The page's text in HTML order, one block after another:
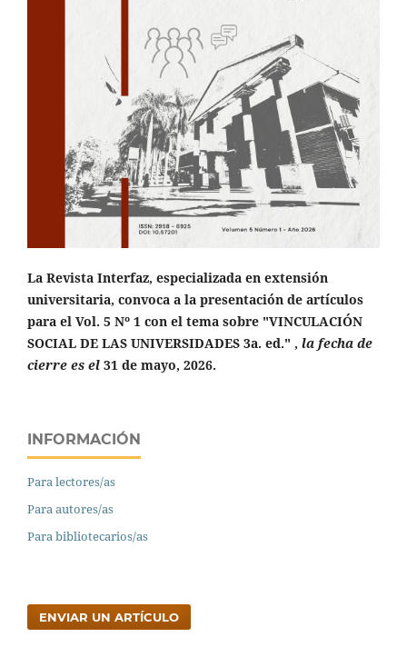
La Revista Interfaz, especializada en extensión
universitaria, convoca a la presentación de artículos
para el Vol. 5 Nº 1 con el tema sobre "VINCULACIÓN
SOCIAL DE LAS UNIVERSIDADES 3a. ed." , la fecha de
cierre es el 31 de mayo, 2026.
INFORMACIÓN
Para lectores/as
Para autores/as
Para bibliotecarios/as
ENVIAR UN ARTÍCULO